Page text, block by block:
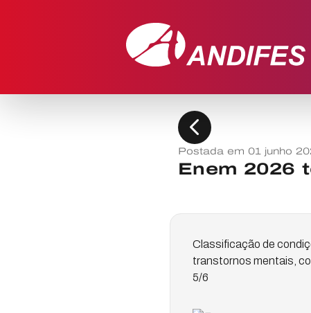
chevron_left
Postada em 01 junho
Enem 2026
Classificação de
transtornos mentais,
5/6